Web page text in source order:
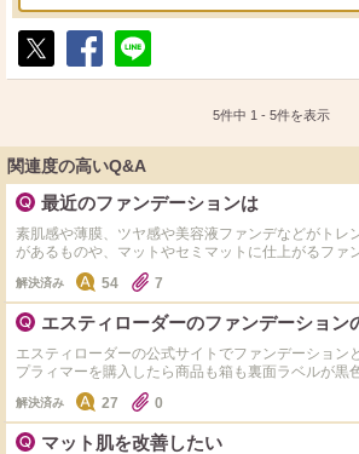
ポ
シ
送
5件中 1 - 5件を表示
関連度の高いQ&A
最近のファンデーションは
素肌感や薄膜、ツヤ感や美容液ファンデなどがトレ
があるものや、マットやセミマットに仕上がるファ
感じています。 エスティローダーのダブルウェアもリニューアルに伴い、と
うとうトレンドにのってしまったか…と少し残念な気持ちです
はある程度のカバー力を求めていて、仕上がりはセ
トを使ってツヤ感を出すのが好きなのですが、私の
しゃいますか？ 今はランコムタンイドルを使っていますが、この商品までツ
ヤ感素肌感に全振りしたら嫌だなと思っています。
解決済み 54 7
エスティローダーのファンデーション
エスティローダーの公式サイトでファンデーション
プラィマーを購入したら商品も箱も裏面ラベルが黒
ダブルウェアを購入した時は金色ラベルでした。 エ
ト通販とデパートの直営店では商品が違うのでしょ
ルに変わったのでしょうか？ どなたかご存知でし
解決済み 27 0
マット肌を改善したい